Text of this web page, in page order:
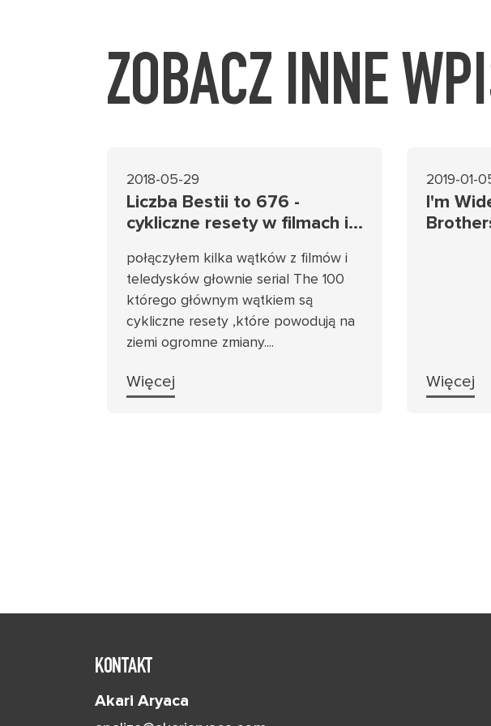
ZOBACZ INNE
2018-05-29
Liczba Bestii to 676 -
cykliczne resety w filmach i
połączyłem kilka wątków z filmów i
teledysków głownie serial The 100
którego głównym wątkiem są
cykliczne resety ,które powodują na
ziemi ogromne zmiany....
Więcej
2019-01-
I'm
Więcej
KONTAKT
Akari Aryaca